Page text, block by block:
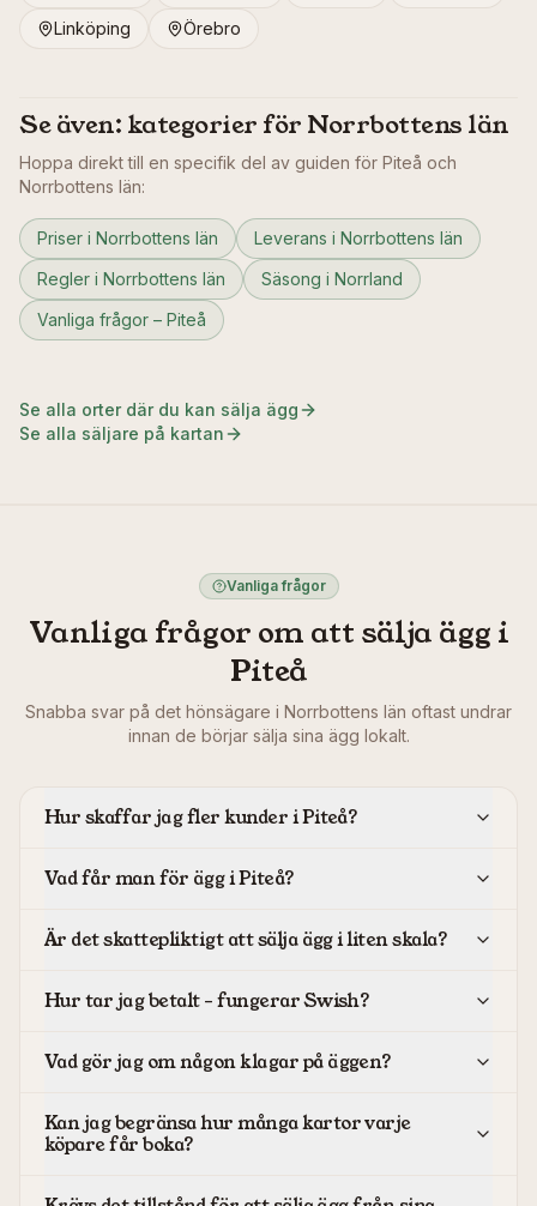
Linköping
Örebro
Se även: kategorier för Norrbottens län
Hoppa direkt till en specifik del av guiden för Piteå och
Norrbottens län:
Priser i Norrbottens län
Leverans i Norrbottens län
Regler i Norrbottens län
Säsong i Norrland
Vanliga frågor – Piteå
Se alla orter där du kan sälja ägg
Se alla säljare på kartan
Vanliga frågor
Vanliga frågor om att sälja ägg i
Piteå
Snabba svar på det hönsägare i Norrbottens län oftast undrar
innan de börjar sälja sina ägg lokalt.
Hur skaffar jag fler kunder i Piteå?
Vad får man för ägg i Piteå?
Är det skattepliktigt att sälja ägg i liten skala?
Hur tar jag betalt – fungerar Swish?
Vad gör jag om någon klagar på äggen?
Kan jag begränsa hur många kartor varje
köpare får boka?